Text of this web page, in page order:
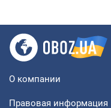
О компании
Правовая информация